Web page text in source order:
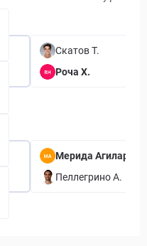
Скатов Т.
Роча Х.
Мерида Агилар Д.
Пеллегрино А.